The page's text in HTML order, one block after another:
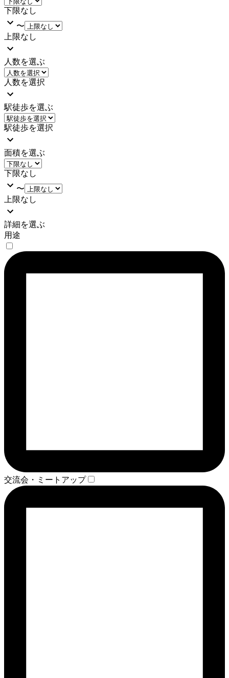
下限なし
〜
上限なし
人数を選ぶ
人数を選択
駅徒歩を選ぶ
駅徒歩を選択
面積を選ぶ
下限なし
〜
上限なし
詳細を選ぶ
用途
交流会・ミートアップ